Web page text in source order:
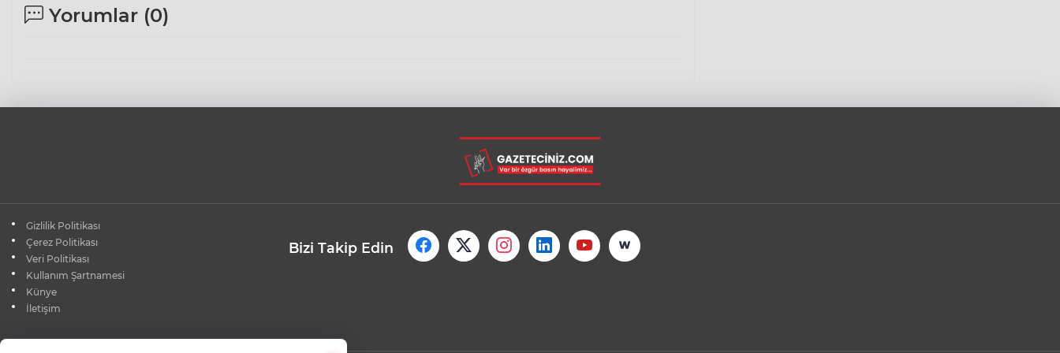
Yorumlar (0)
Gizlilik Politikası
Çerez Politikası
Veri Politikası
Kullanım Şartnamesi
Künye
İletişim
Bizi Takip Edin